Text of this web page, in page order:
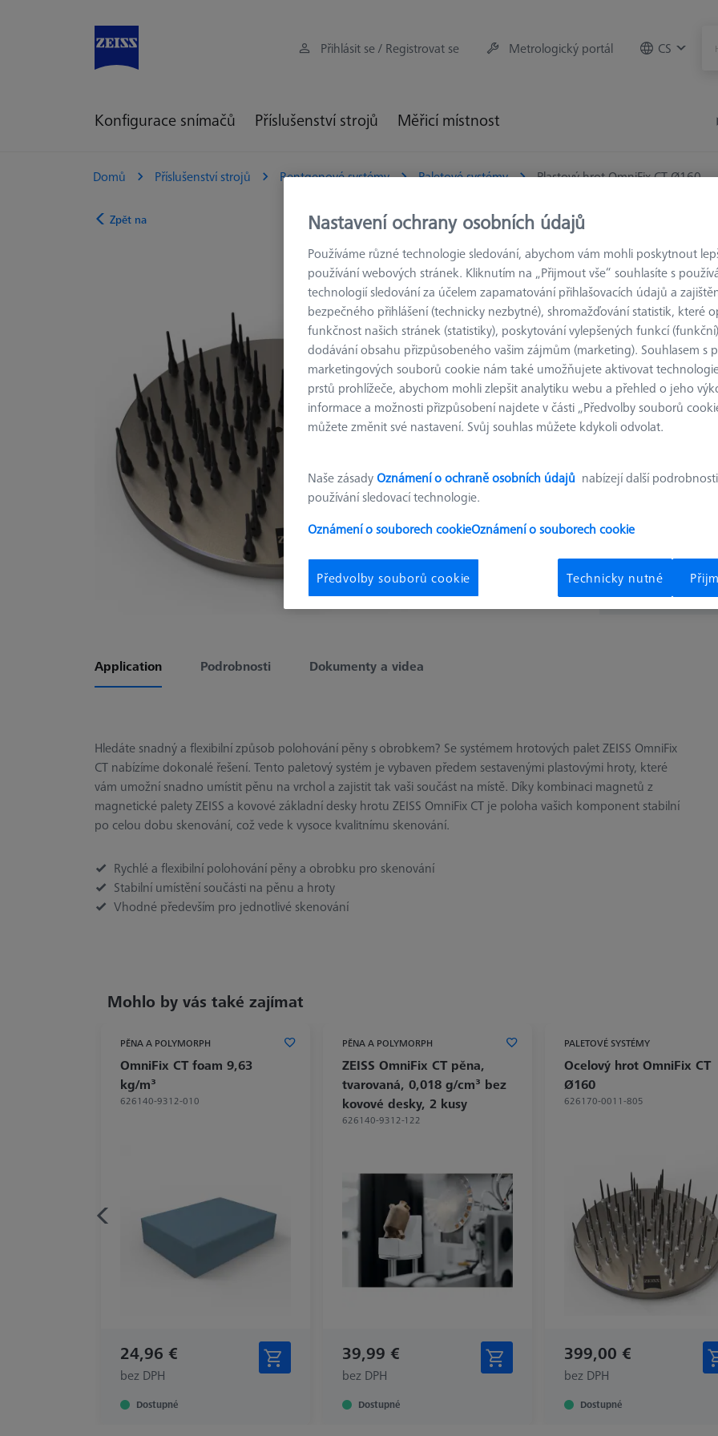
Přihlásit se / Registrovat se Metrologický portál CS
Konfigurace snímačů Příslušenství strojů Měřicí místnost
Domů Příslušenství strojů Rentgenové systémy Paletové systémy Plastový hrot OmniFix CT Ø160
Zpět na
PALETOVÉ
Plastový
626170-0011-808
Dostupné
Získejte
Application Podrobnosti Dokumenty a videa
Hledáte snadný a flexibilní způsob polohování pěny s obrobkem? Se systémem hrotových palet ZEISS OmniFix
CT nabízíme dokonalé řešení. Tento paletový systém je vybaven předem sestavenými plastovými hroty, které
vám umožní snadno umístit pěnu na vrchol a zajistit tak vaši součást na místě. Díky kombinaci magnetů z
magnetické palety ZEISS a kovové základní desky hrotu ZEISS OmniFix CT je poloha vašich komponent stabilní
po celou dobu skenování, což vede k vysoce kvalitnímu skenování.
Rychlé a flexibilní polohování pěny a obrobku pro skenování
Stabilní umístění součásti na pěnu a hroty
Vhodné především pro jednotlivé skenování
Mohlo by vás také zajímat
PĚNA A POLYMORPH
OmniFix CT foam 9,63
kg/m³
626140-9312-010
24,96 €
bez DPH
Dostupné
PĚNA A POLYMORPH
ZEISS OmniFix CT pěna,
tvarovaná, 0,018 g/cm³ bez
kovové desky, 2 kusy
626140-9312-122
39,99 €
bez DPH
Dostupné
PALETOVÉ SYSTÉMY
Ocelový hrot OmniFix CT
Ø160
626170-0011-805
399,00 €
bez DPH
Dostupné
Nastavení ochrany osobních údajů
Používáme různé technologie sledování, abychom vám mohli poskytnout
používání webových stránek. Kliknutím na „Přijmout vše“ souhlasíte s
technologií sledování za účelem zapamatování přihlašovacích údajů a
bezpečného přihlášení (technicky nezbytné), shromažďování statistik, které
funkčnost našich stránek (statistiky), poskytování vylepšených funkcí
dodávání obsahu přizpůsobeného vašim zájmům (marketing). Souhlasem s
marketingových souborů cookie nám také umožňujete aktivovat
prstů prohlížeče, abychom mohli zlepšit analytiku webu a přehled o jeho
informace a možnosti přizpůsobení najdete v části „Předvolby souborů
můžete změnit své nastavení. Svůj souhlas můžete kdykoli odvolat.
Naše zásadyOznámení o ochraně osobních údajů nabízejí další
používání sledovací technologie.
Oznámení o souborech cookieOznámení o souborech cookie
Předvolby souborů cookie Technicky nutné